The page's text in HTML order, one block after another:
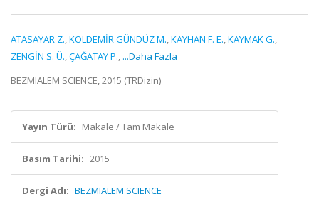
ATASAYAR Z.,KOLDEMİR GÜNDÜZ M.,KAYHAN F. E.,KAYMAK G.,
ZENGİN S. Ü.,ÇAĞATAY P., ...Daha Fazla
BEZMIALEM SCIENCE, 2015 (TRDizin)
Yayın Türü: Makale / Tam Makale
Basım Tarihi: 2015
Dergi Adı: BEZMIALEM SCIENCE